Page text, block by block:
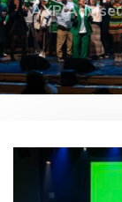
AXP